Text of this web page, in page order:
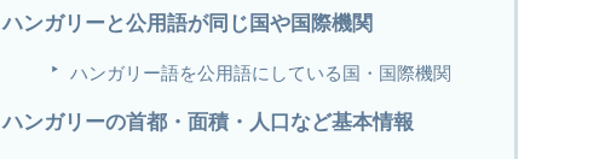
ハンガリーと公用語が同じ国や国際機関
ハンガリー語を公用語にしている国・国際機関
ハンガリーの首都・面積・人口など基本情報